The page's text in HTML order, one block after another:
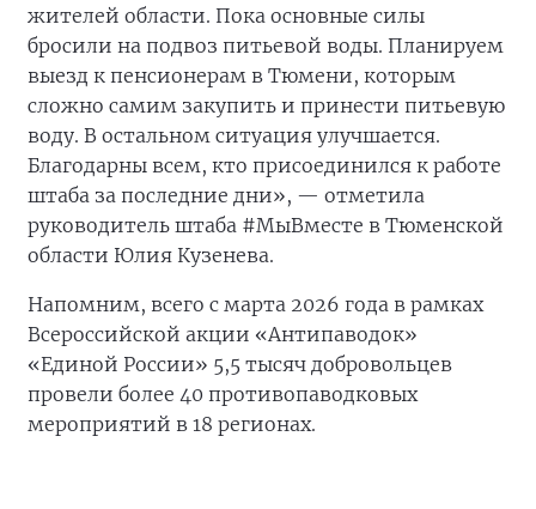
жителей области. Пока основные силы
бросили на подвоз питьевой воды. Планируем
выезд к пенсионерам в Тюмени, которым
сложно самим закупить и принести питьевую
воду. В остальном ситуация улучшается.
Благодарны всем, кто присоединился к работе
штаба за последние дни», — отметила
руководитель штаба #МыВместе в Тюменской
области Юлия Кузенева.
Напомним, всего с марта 2026 года в рамках
Всероссийской акции «Антипаводок»
«Единой России» 5,5 тысяч добровольцев
провели более 40 противопаводковых
мероприятий в 18 регионах.